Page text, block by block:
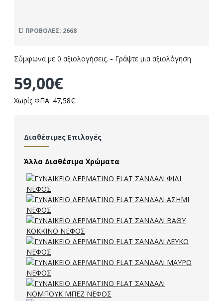
ΠΡΟΒΟΛΈΣ: 2668
Σύμφωνα με 0 αξιολογήσεις. - Γράψτε μια αξιολόγηση
59,00€
Χωρίς ΦΠΑ: 47,58€
Διαθέσιμες Επιλογές
Άλλα Διαθέσιμα Χρώματα